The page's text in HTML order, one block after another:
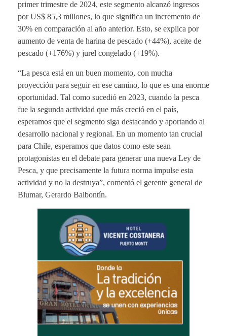
primer trimestre de 2024, este segmento alcanzó ingresos
por US$ 85,3 millones, lo que significa un incremento de
30% en comparación al año anterior. Esto, se explica por
aumento de venta de harina de pescado (+44%), aceite de
pescado (+176%) y jurel congelado (+19%).
“La pesca está en un buen momento, con mucha
proyección para seguir en ese camino, lo que es una enorme
oportunidad. Tal como sucedió en 2023, cuando la pesca
fue la segunda actividad que más creció en el país,
esperamos que el segmento siga destacando y aportando al
desarrollo nacional y regional. En un momento tan crucial
para Chile, esperamos que datos como este sean
protagonistas en el debate para generar una nueva Ley de
Pesca, y que precisamente la futura norma impulse esta
actividad y no la destruya”, comentó el gerente general de
Blumar, Gerardo Balbontín.